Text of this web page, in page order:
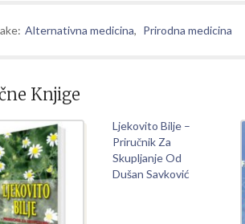
Alternativna medicina, Prirodna medicina
Knjige
Ljekovito Bilje –
Priručnik Za
Skupljanje Od
Dušan Savković